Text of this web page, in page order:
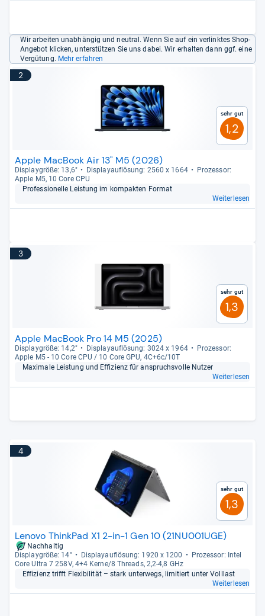
Wir arbeiten unabhängig und neutral. Wenn Sie auf ein verlinktes Shop-
Angebot klicken, unterstützen Sie uns dabei. Wir erhalten dann ggf. eine
Vergütung. Mehr erfahren
2
Sehr gut
1,2
Apple MacBook Air 13" M5 (2026)
Dis­play­größe: 13,6" Dis­pla­yauf­lö­sung: 2560 x 1664
Pro­zes­sor:
Apple M5, 10 Core CPU
Pro­fes­sio­nelle Leis­tung im kom­pak­ten For­mat
Weiterlesen
3
Sehr gut
1,3
Apple MacBook Pro 14 M5 (2025)
Dis­play­größe: 14,2" Dis­pla­yauf­lö­sung: 3024 x 1964
Pro­zes­sor:
Apple M5 -​ 10 Core CPU /​ 10 Core GPU, 4C+6c/​10T
Maxi­male Leis­tung und Effi­zi­enz für anspruchs­volle Nut­zer
Weiterlesen
4
Sehr gut
1,3
Lenovo ThinkPad X1 2-in-1 Gen 10 (21NU001UGE)
Nachhaltig
Dis­play­größe: 14"
Dis­pla­yauf­lö­sung: 1920 x 1200
Pro­zes­sor: Intel
Core Ultra 7 258V, 4+4 Kerne/8 Threads, 2,2-​4,8 GHz
Effi­zi­enz trifft Fle­xi­bi­li­tät – stark unter­wegs, limi­tiert unter Voll­last
Weiterlesen